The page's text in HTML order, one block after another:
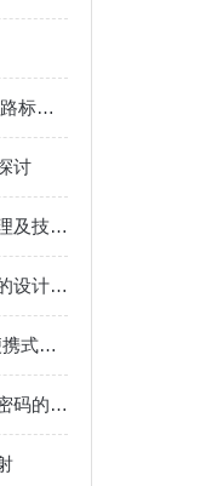
从30点到135000点，高速公路标线光亮度的高采样保障
讨
地应力解除法地应力测量原理及技术之空心包体地应力测量相关设备
混凝土流变仪为混凝土结构的设计和施工提供重要的依据
美国GSSI公司发布新一代便携式高性能地质透视仪SIR-4000
砂浆流变仪：解读砂浆流变密码的关键工具